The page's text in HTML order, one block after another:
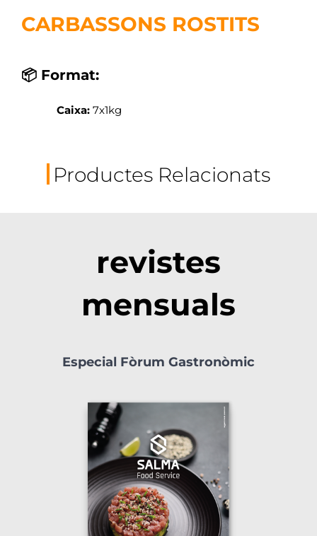
CARBASSONS ROSTITS
📦 Format:
Caixa: 7x1kg
Productes Relacionats
revistes
mensuals
Especial Fòrum Gastronòmic